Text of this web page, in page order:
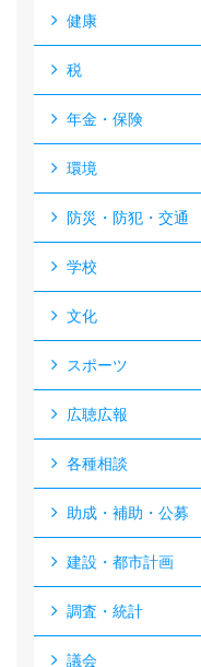
健康
税
年金・保険
環境
防災・防犯・交通
学校
文化
スポーツ
広聴広報
各種相談
助成・補助・公募
建設・都市計画
調査・統計
議会